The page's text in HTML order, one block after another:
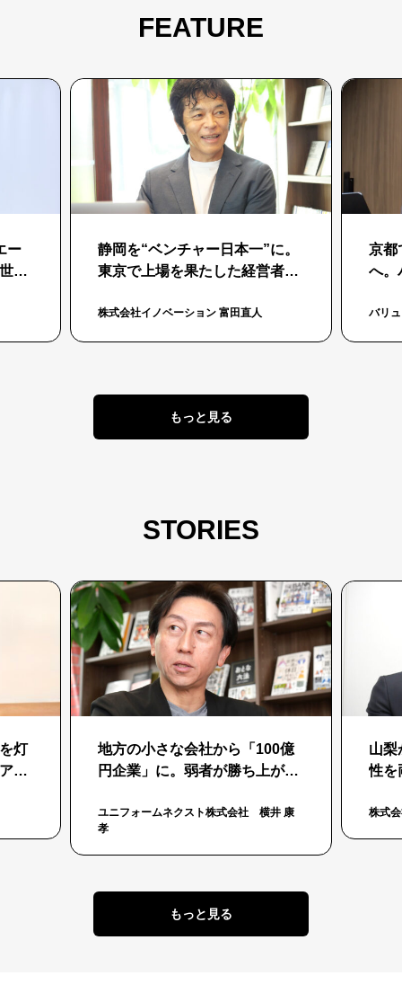
FEATURE
ー
界
静岡を“ベンチャー日本一”に。
東京で上場を果たした経営者が
株式会社イノベーション 富田直人
京都
へ。
バリ
もっと見る
STORIES
灯
か
地方の小さな会社から「100億
円企業」に。弱者が勝ち上がる
ユニフォームネクスト株式会社 横井 康
孝
山梨
性を
株式
もっと見る